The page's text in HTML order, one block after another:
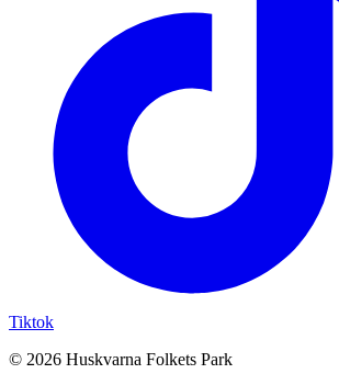
Tiktok
© 2026 Huskvarna Folkets Park